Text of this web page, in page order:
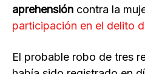
aprehensión contra la
participación en el delito
El probable robo de tres